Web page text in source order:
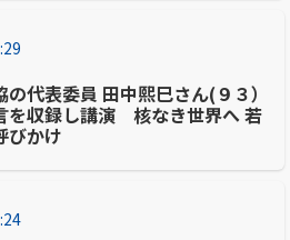
の代表委員 田中熙巳さん(９３）
を収録し講演 核なき世界へ 若
びかけ